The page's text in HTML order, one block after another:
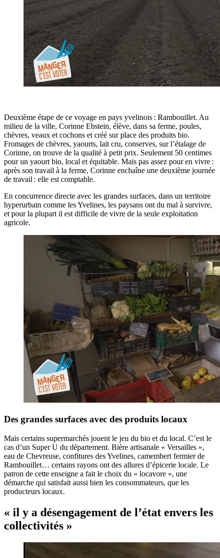
Deuxième étape de ce voyage en pays yvelinois : Rambouillet. Au
milieu de la ville, Corinne Ebstein, élève, dans sa ferme, poules,
chèvres, veaux et cochons et créé sur place des produits bio.
Fromages de chèvres, yaourts, lait cru, conserves, sur l’étalage de
Corinne, on trouve de la qualité à petit prix. Seulement 50 centimes
pour un yaourt bio, local et équitable. Mais pas assez pour en vivre :
après son travail à la ferme, Corinne enchaîne une deuxième journée
de travail : elle est comptable.
En concurrence directe avec les grandes surfaces, dans un territoire
hyperurbain comme les Yvelines, les paysans ont du mal à survivre,
et pour la plupart il est difficile de vivre de la seule exploitation
agricole.
Des grandes surfaces avec des produits locaux
Mais certains supermarchés jouent le jeu du bio et du local. C’est le
cas d’un Super U du département. Bière artisanale « Versailles »,
eau de Chevreuse, confitures des Yvelines, camembert fermier de
Rambouillet… certains rayons ont des allures d’épicerie locale. Le
patron de cette enseigne a fait le choix du « locavore », une
démarche qui satisfait aussi bien les consommateurs, que les
producteurs locaux.
« il y a désengagement de l’état envers les
collectivités »